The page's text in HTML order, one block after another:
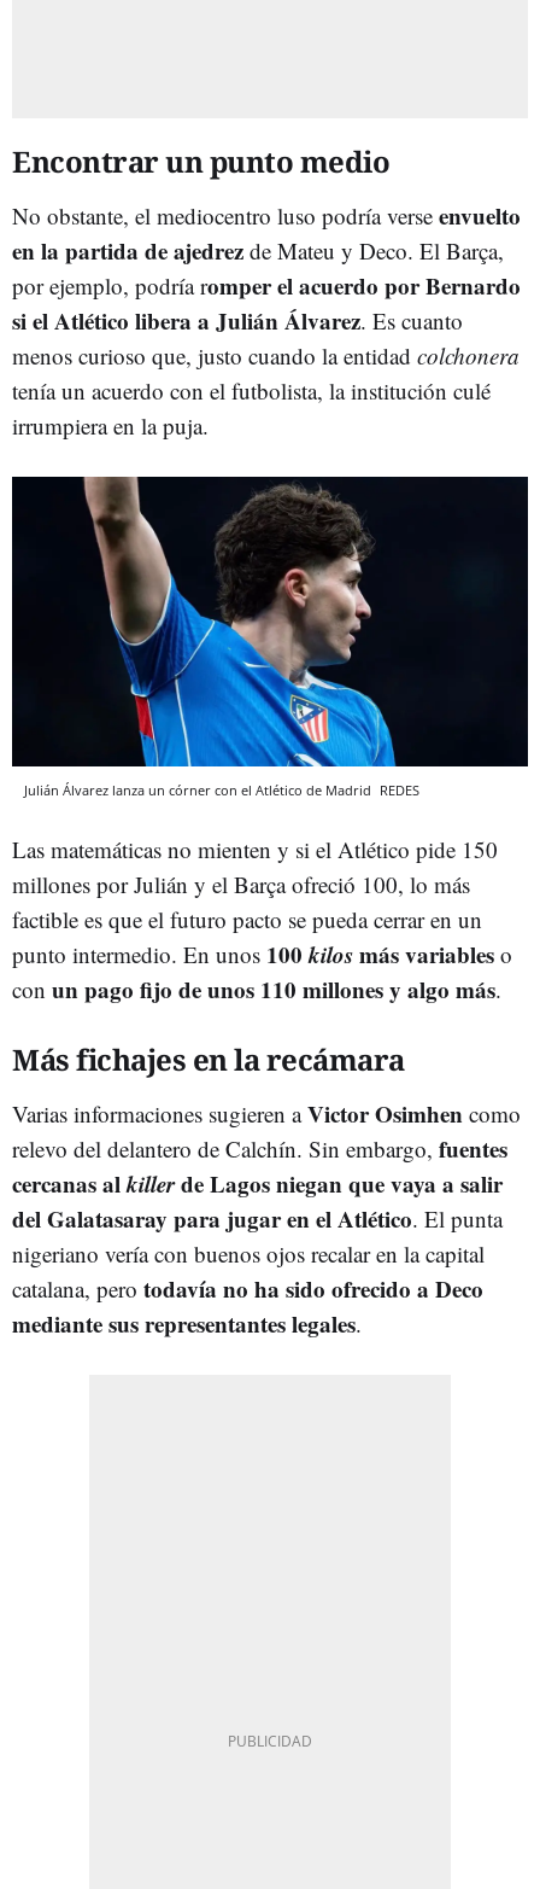
Encontrar un punto medio
No obstante, el mediocentro luso podría verse envuelto
en la partida de ajedrez de Mateu y Deco. El Barça,
por ejemplo, podría romper el acuerdo por Bernardo
si el Atlético libera a Julián Álvarez. Es cuanto
menos curioso que, justo cuando la entidad colchonera
tenía un acuerdo con el futbolista, la institución culé
irrumpiera en la puja.
Julián Álvarez lanza un córner con el Atlético de Madrid REDES
Las matemáticas no mienten y si el Atlético pide 150
millones por Julián y el Barça ofreció 100, lo más
factible es que el futuro pacto se pueda cerrar en un
punto intermedio. En unos 100kilosmás variables o
con un pago fijo de unos 110 millones y algo más.
Más fichajes en la recámara
Varias informaciones sugieren aVictor Osimhen como
relevo del delantero de Calchín. Sin embargo, fuentes
cercanas alkillerde Lagos niegan que vaya a salir
del Galatasaray para jugar en el Atlético. El punta
nigeriano vería con buenos ojos recalar en la capital
catalana, pero todavía no ha sido ofrecido a Deco
mediante sus representantes legales.